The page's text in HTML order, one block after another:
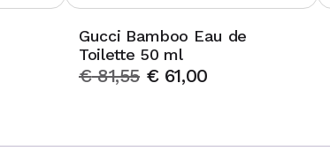
Gucci Bamboo Eau de
Toilette 50 ml
€81,55 €61,00